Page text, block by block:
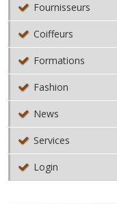
Fournisseurs
Coiffeurs
Formations
Fashion
News
Services
Login